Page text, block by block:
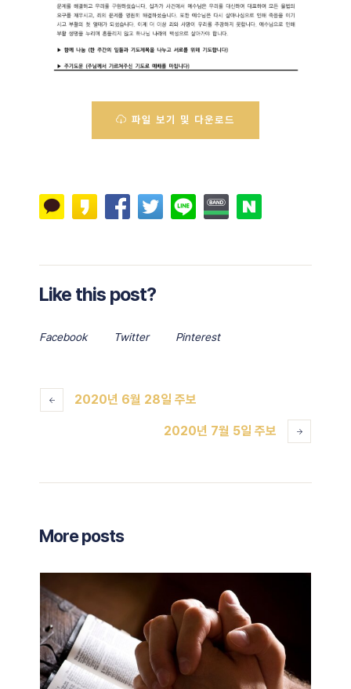
파일 보기 및 다운로드
Like this post?
Facebook Twitter Pinterest
2020년 6월 28일 주보
2020년 7월 5일 주보
More posts